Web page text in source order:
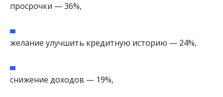
просрочки — 36%,
желание улучшить кредитную историю — 24%,
снижение доходов — 19%,